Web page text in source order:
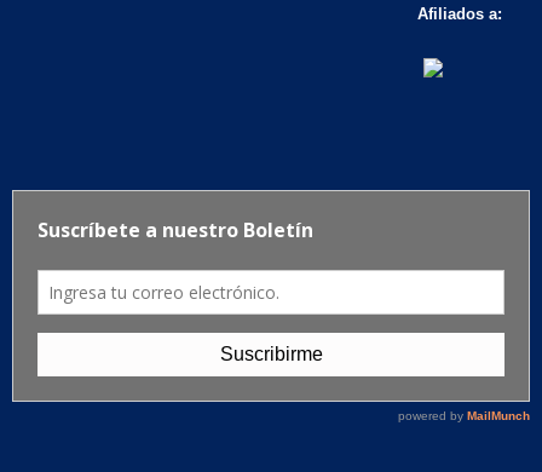
Afiliados a: